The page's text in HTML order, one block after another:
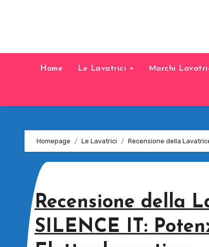
Home Le Lavatrici Marchi
Homepage Le Lavatrici Recensione della
Recensione della
SILENCE IT: